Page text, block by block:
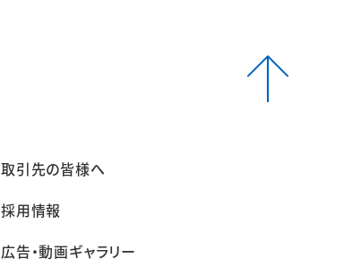
取引先の皆様へ
採用情報
広告・動画ギャラリー